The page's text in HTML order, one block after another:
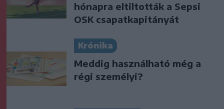
hónapra eltiltották a Sepsi
OSK csapatkapitányát
Krónika
Meddig használható még a
régi személyi?